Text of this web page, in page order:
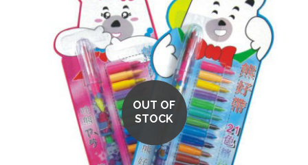
OUT OF
STOCK